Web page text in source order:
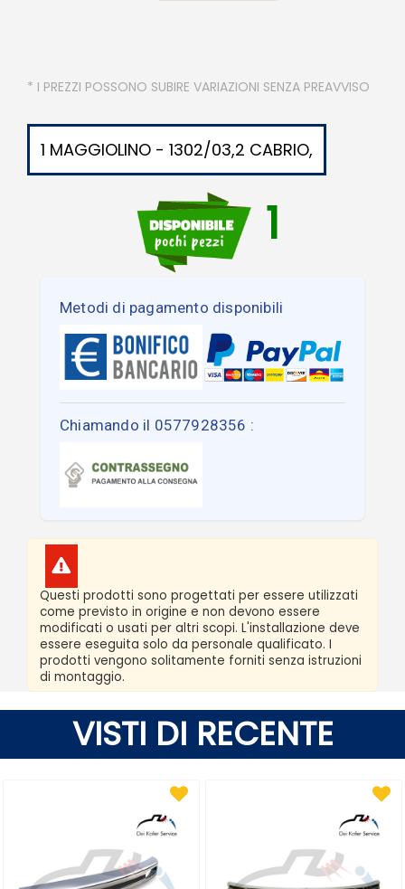
* I PREZZI POSSONO SUBIRE VARIAZIONI SENZA PREAVVISO
1 MAGGIOLINO - 1302/03,2 CABRIO,
1
Metodi di pagamento disponibili
Chiamando il 0577928356 :
Questi prodotti sono progettati per essere utilizzati
come previsto in origine e non devono essere
modificati o usati per altri scopi. L'installazione deve
essere eseguita solo da personale qualificato. I
prodotti vengono solitamente forniti senza istruzioni
di montaggio.
VISTI DI RECENTE